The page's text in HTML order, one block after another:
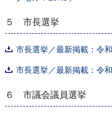
５ 市長選挙
市長選挙／最新掲載：令
市長選挙／最新掲載：令
６ 市議会議員選挙